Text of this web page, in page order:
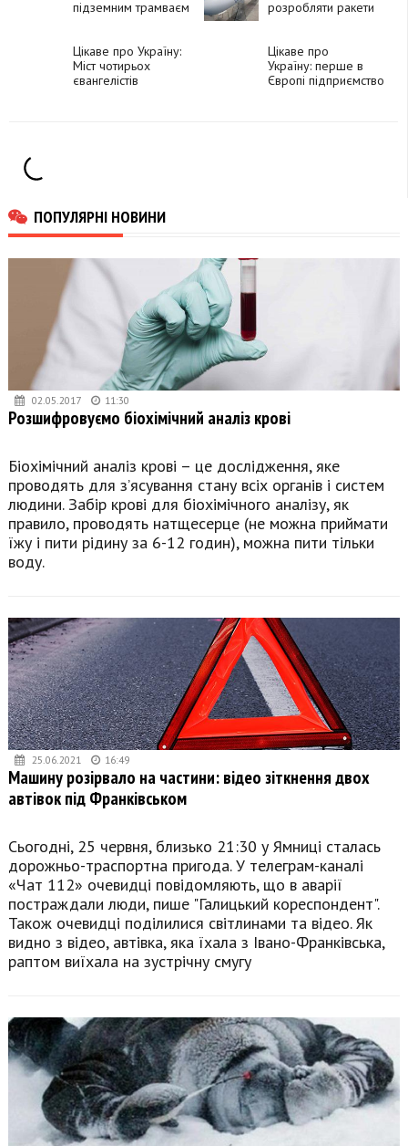
підземним трамваєм
розробляти ракети
Цікаве про Україну:
Міст чотирьох
євангелістів
Цікаве про
Україну: перше в
Європі підприємство
ПОПУЛЯРНІ НОВИНИ
02.05.2017 11:30
Розшифровуємо біохімічний аналіз крові
Біохімічний аналіз крові – це дослідження, яке
проводять для з’ясування стану всіх органів і систем
людини. Забір крові для біохімічного аналізу, як
правило, проводять натщесерце (не можна приймати
їжу і пити рідину за 6-12 годин), можна пити тільки
воду.
25.06.2021 16:49
Машину розірвало на частини: відео зіткнення двох
автівок під Франківськом
Сьогодні, 25 червня, близько 21:30 у Ямниці сталась
дорожньо-траспортна пригода. У телеграм-каналі
«Чат 112» очевидці повідомляють, що в аварії
постраждали люди, пише "Галицький кореспондент".
Також очевидці поділилися світлинами та відео. Як
видно з відео, автівка, яка їхала з Івано-Франківська,
раптом виїхала на зустрічну смугу